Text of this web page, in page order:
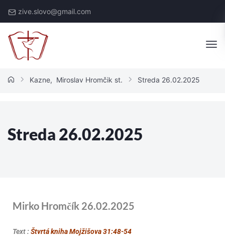
zive.slovo@gmail.com
Kazne, Miroslav Hromčik st. Streda 26.02.2025
Streda 26.02.2025
Mirko Hromčík 26.02.2025
Text :Štvrtá kniha Mojžišova 31:48-54